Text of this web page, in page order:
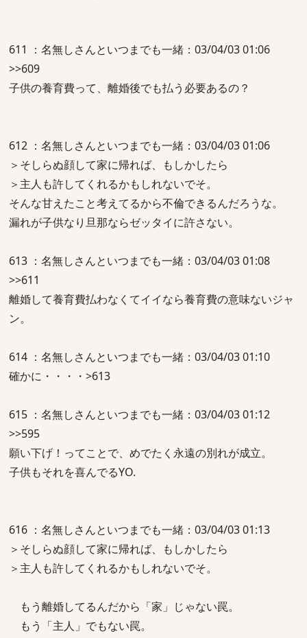
611 ：名無しさんといつまでも一緒：03/04/03 01:06
>>609
子供の養育費って、離婚後でも払う必要あるの？
612 ：名無しさんといつまでも一緒：03/04/03 01:06
＞そしらぬ顔して家に帰れば、もしかしたら
＞主人も許してくれるかもしれないでそ。
そんな甘えたこと考えてるから不倫できるんだろうな。
漏れが子供なり旦那ならゼッタイに許さない。
613 ：名無しさんといつまでも一緒：03/04/03 01:08
>>611
離婚して養育費払わなくてイイなら養育費の意味ないジャ
ン。
614 ：名無しさんといつまでも一緒：03/04/03 01:10
確かに・・・・>613
615 ：名無しさんといつまでも一緒：03/04/03 01:12
>>595
願い下げ！ってことで、めでたく永遠の別れが成立。
子供もそれを喜んでるYO.
616 ：名無しさんといつまでも一緒：03/04/03 01:13
＞そしらぬ顔して家に帰れば、もしかしたら
＞主人も許してくれるかもしれないでそ。
もう離婚してるんだから「家」じゃない罠。
もう「主人」でもない罠。